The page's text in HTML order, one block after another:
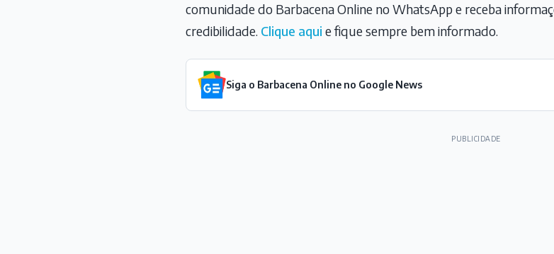
comunidade do Barbacena Online no WhatsApp e receba
credibilidade. Clique aqui e fique sempre bem informado.
Siga o Barbacena Online no Google News
PUBLICIDADE